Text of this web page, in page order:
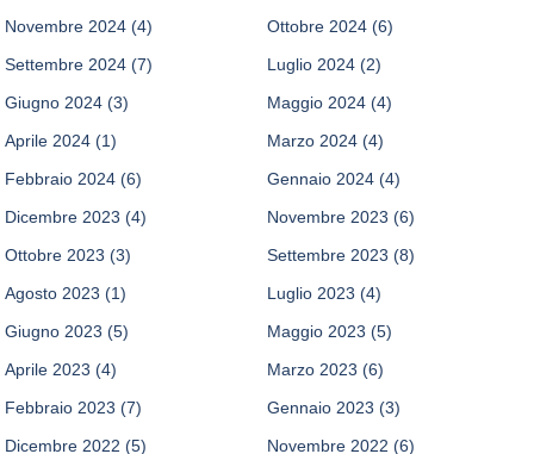
Novembre 2024 (4) Ottobre 2024 (6)
Settembre 2024 (7) Luglio 2024 (2)
Giugno 2024 (3) Maggio 2024 (4)
Aprile 2024 (1) Marzo 2024 (4)
Febbraio 2024 (6) Gennaio 2024 (4)
Dicembre 2023 (4) Novembre 2023 (6)
Ottobre 2023 (3) Settembre 2023 (8)
Agosto 2023 (1) Luglio 2023 (4)
Giugno 2023 (5) Maggio 2023 (5)
Aprile 2023 (4) Marzo 2023 (6)
Febbraio 2023 (7) Gennaio 2023 (3)
Dicembre 2022 (5) Novembre 2022 (6)